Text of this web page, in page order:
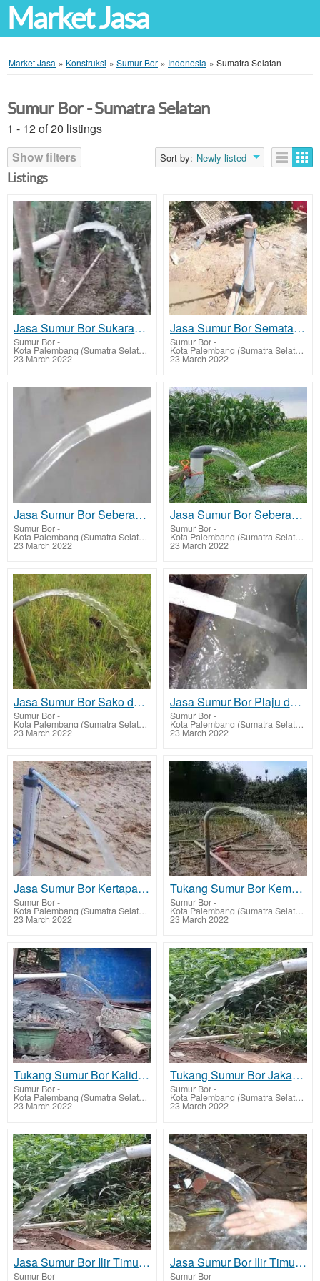
Market Jasa
Market Jasa » Konstruksi » Sumur Bor » Indonesia » Sumatra Selatan
Sumur Bor - Sumatra Selatan
1 - 12 of 20 listings
Show filters
Sort by: Newly listed
Listings
Jasa Sumur Bor Sukarami dan Biaya Jasa Buat Sumur Bor
Sumur Bor-
Kota Palembang (Sumatra Selatan)
23 March 2022
Jasa Sumur Bor Sematang Borang dan Biaya Jasa Buat Sumur Bor
Sumur Bor-
Kota Palembang (Sumatra Selatan)
23 March 2022
Jasa Sumur Bor Seberang Ulu II dan Biaya Jasa Buat Sumur Bor
Sumur Bor-
Kota Palembang (Sumatra Selatan)
23 March 2022
Jasa Sumur Bor Seberang Ulu I dan Biaya Jasa Buat Sumur Bor
Sumur Bor-
Kota Palembang (Sumatra Selatan)
23 March 2022
Jasa Sumur Bor Sako dan Biaya Jasa Buat Sumur Bor
Sumur Bor-
Kota Palembang (Sumatra Selatan)
23 March 2022
Jasa Sumur Bor Plaju dan Biaya Jasa Buat Sumur Bor
Sumur Bor-
Kota Palembang (Sumatra Selatan)
23 March 2022
Jasa Sumur Bor Kertapati dan Biaya Jasa Buat Sumur Bor
Sumur Bor-
Kota Palembang (Sumatra Selatan)
23 March 2022
Tukang Sumur Bor Kemuning dan Biaya Jasa Buat Sumur Bor
Sumur Bor-
Kota Palembang (Sumatra Selatan)
23 March 2022
Tukang Sumur Bor Kalidoni dan Biaya Jasa Buat Sumur Bor
Sumur Bor-
Kota Palembang (Sumatra Selatan)
23 March 2022
Tukang Sumur Bor Jakabaring dan Biaya Jasa Buat Sumur Bor
Sumur Bor-
Kota Palembang (Sumatra Selatan)
23 March 2022
Jasa Sumur Bor Ilir Timur III dan Biaya Jasa Buat Sumur Bor
Sumur Bor-
Jasa Sumur Bor Ilir Timur II dan Biaya Jasa Buat Sumur Bor
Sumur Bor-